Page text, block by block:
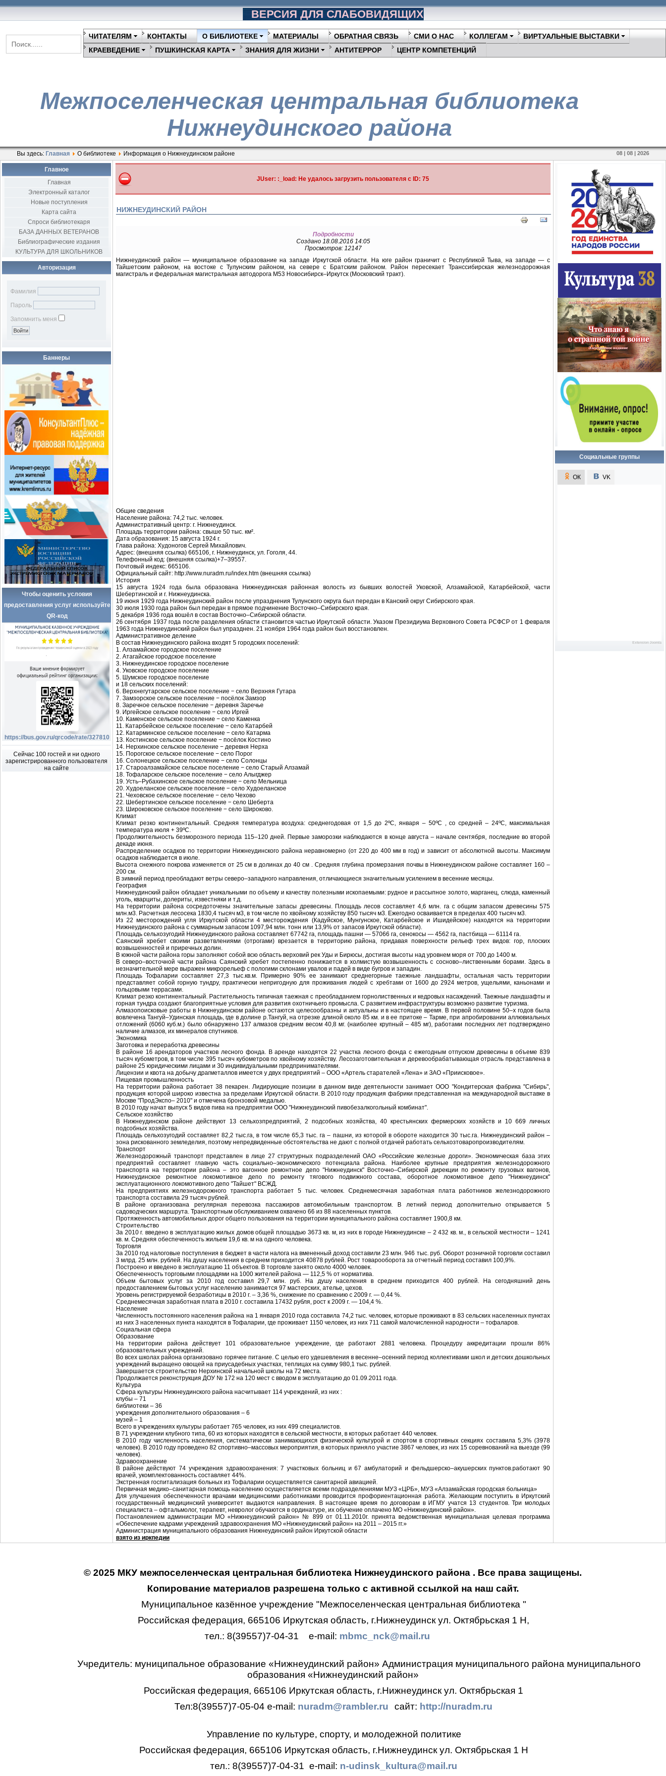
ВЕРСИЯ ДЛЯ СЛАБОВИДЯЩИХ
ЧИТАТЕЛЯМ КОНТАКТЫ О БИБЛИОТЕКЕ МАТЕРИАЛЫ ОБРАТНАЯ СВЯЗЬ СМИ О НАС КОЛЛЕГАМ
ВИРТУАЛЬНЫЕ ВЫСТАВКИ
КРАЕВЕДЕНИЕ
ПУШКИНСКАЯ КАРТА ЗНАНИЯ ДЛЯ ЖИЗНИ АНТИТЕРРОР ЦЕНТР КОМПЕТЕНЦИЙ
Межпоселенческая центральная библиотека
Нижнеудинского района
Вы здесь: Главная О библиотеке Информация о Нижнеудинском районе 08 | 08 | 2026
Главное
Главная
Электронный каталог
Новые поступления
Карта сайта
Спроси библиотекаря
БАЗА ДАННЫХ ВЕТЕРАНОВ
Библиографические издания
КУЛЬТУРА ДЛЯ ШКОЛЬНИКОВ
Авторизация
Фамилия
Пароль
Запомнить меня
Баннеры
Чтобы оценить условия
предоставления услуг используйте
QR-код
https://bus.gov.ru/qrcode/rate/327810
Сейчас 100 гостей и ни одного
зарегистрированного пользователя
на сайте
JUser: :_load: Не удалось загрузить пользователя с ID: 75
НИЖНЕУДИНСКИЙ РАЙОН
Подробности
Создано 18.08.2016 14:05
Просмотров: 12147
Нижнеудинский район — муниципальное образование на западе Иркутской области. На юге район граничит с Республикой Тыва, на западе — с
Тайшетским районом, на востоке с Тулунским районом, на севере с Братским районом. Район пересекает Транссибирская железнодорожная
магистраль и федеральная магистральная автодорога М53 Новосибирск–Иркутск (Московский тракт).
Общие сведения
Население района: 74,2 тыс. человек.
Административный центр: г. Нижнеудинск.
Площадь территории района: свыше 50 тыс. км².
Дата образования: 15 августа 1924 г.
Глава района: Худоногов Сергей Михайлович.
Адрес: (внешняя ссылка) 665106, г. Нижнеудинск, ул. Гоголя, 44.
Телефонный код: (внешняя ссылка)+7–39557.
Почтовый индекс: 665106.
Официальный сайт: http://www.nuradm.ru/index.htm (внешняя ссылка)
История
15 августа 1924 года была образована Нижнеудинская районная волость из бывших волостей Уковской, Алзамайской, Катарбейской, части
Шебертинской и г. Нижнеудинска.
19 июня 1929 года Нижнеудинский район после упразднения Тулунского округа был передан в Канский округ Сибирского края.
30 июля 1930 года район был передан в прямое подчинение Восточно–Сибирского края.
5 декабря 1936 года вошёл в состав Восточно–Сибирской области.
26 сентября 1937 года после разделения области становится частью Иркутской области. Указом Президиума Верховного Совета РСФСР от 1 февраля
1963 года Нижнеудинский район был упразднен. 21 ноября 1964 года район был восстановлен.
Административное деление
В состав Нижнеудинского района входят 5 городских поселений:
1. Алзамайское городское поселение
2. Атагайское городское поселение
3. Нижнеудинское городское поселение
4. Уковское городское поселение
5. Шумское городское поселение
и 18 сельских поселений:
6. Верхнегутарское сельское поселение − село Верхняя Гутара
7. Замзорское сельское поселение − посёлок Замзор
8. Заречное сельское поселение − деревня Заречье
9. Иргейское сельское поселение − село Иргей
10. Каменское сельское поселение − село Каменка
11. Катарбейское сельское поселение − село Катарбей
12. Катарминское сельское поселение − село Катарма
13. Костинское сельское поселение − посёлок Костино
14. Нерхинское сельское поселение − деревня Нерха
15. Порогское сельское поселение − село Порог
16. Солонецкое сельское поселение − село Солонцы
17. Староалзамайское сельское поселение − село Старый Алзамай
18. Тофаларское сельское поселение − село Алыгджер
19. Усть–Рубахинское сельское поселение − село Мельница
20. Худоеланское сельское поселение − село Худоеланское
21. Чеховское сельское поселение − село Чехово
22. Шебертинское сельское поселение − село Шеберта
23. Широковское сельское поселение − село Широково.
Климат
Климат резко континентальный. Средняя температура воздуха: среднегодовая от 1,5 до 2ºС, января – 50ºС , со средней – 24ºС, максимальная
температура июля + 39ºС.
Продолжительность безморозного периода 115–120 дней. Первые заморозки наблюдаются в конце августа – начале сентября, последние во второй
декаде июня.
Распределение осадков по территории Нижнеудинского района неравномерно (от 220 до 400 мм в год) и зависит от абсолютной высоты. Максимум
осадков наблюдается в июле.
Высота снежного покрова изменяется от 25 см в долинах до 40 см . Средняя глубина промерзания почвы в Нижнеудинском районе составляет 160 –
200 см.
В зимний период преобладают ветры северо–западного направления, отличающиеся значительным усилением в весенние месяцы.
География
Нижнеудинский район обладает уникальными по объему и качеству полезными ископаемыми: рудное и рассыпное золото, марганец, слюда, каменный
уголь, кварциты, долериты, известняки и т.д.
На территории района сосредоточены значительные запасы древесины. Площадь лесов составляет 4,6 млн. га с общим запасом древесины 575
млн.м3. Расчетная лесосека 1830,4 тысяч м3, в том числе по хвойному хозяйству 850 тысяч м3. Ежегодно осваивается в пределах 400 тысяч м3.
Из 22 месторождений угля Иркутской области 4 месторождения (Кадуйское, Мунгунское, Катарбейское и Ишидейское) находятся на территории
Нижнеудинского района с суммарным запасом 1097,94 млн. тонн или 13,9% от запасов Иркутской области).
Площадь сельхозугодий Нижнеудинского района составляет 67742 га, площадь пашни — 57066 га, сенокосы — 4562 га, пастбища — 61114 га.
Саянский хребет своими разветвлениями (отрогами) врезается в территорию района, придавая поверхности рельеф трех видов: гор, плоских
возвышенностей и приречных долин.
В южной части района горы заполняют собой всю область верховий рек Уды и Бирюсы, достигая высоты над уровнем моря от 700 до 1400 м.
В северо–восточной части района Саянский хребет постепенно понижается в холмистую возвышенность с сосново–лиственными борами. Здесь в
незначительной мере выражен микрорельеф с пологими склонами увалов и падей в виде бугров и западин.
Площадь Тофаларии составляет 27,3 тыс.кв.м. Примерно 90% ее занимают среднегорные таежные ландшафты, остальная часть территории
представляет собой горную тундру, практически непригодную для проживания людей с хребтами от 1600 до 2924 метров, ущельями, каньонами и
гольцовыми террасами.
Климат резко континентальный. Растительность типичная таежная с преобладанием горнолиственных и кедровых насаждений. Таежные ландшафты и
горная тундра создают благоприятные условия для развития охотничьего промысла. С развитием инфраструктуры возможно развитие туризма.
Алмазопоисковые работы в Нижнеудинском районе остаются целесообразны и актуальны и в настоящее время. В первой половине 50–х годов была
вовлечена Тангуй–Удинская площадь, где в долине р.Тангуй, на отрезке длиной около 85 км. и в ее притоке – Тарме, при апробировании аллювиальных
отложений (6060 куб.м.) было обнаружено 137 алмазов средним весом 40,8 мг. (наиболее крупный – 485 мг), работами последних лет подтверждено
наличие алмазов, их минералов спутников.
Экономика
Заготовка и переработка древесины
В районе 16 арендаторов участков лесного фонда. В аренде находятся 22 участка лесного фонда с ежегодным отпуском древесины в объеме 839
тысяч кубометров, в том числе 395 тысяч кубометров по хвойному хозяйству. Лесозаготовительная и деревообрабатывающая отрасль представлена в
районе 25 юридическими лицами и 30 индивидуальными предпринимателями.
Лицензии и квота на добычу драгметаллов имеется у двух предприятий – ООО «Артель старателей «Лена» и ЗАО «Приисковое».
Пищевая промышленность
На территории района работает 38 пекарен. Лидирующие позиции в данном виде деятельности занимает ООО "Кондитерская фабрика "Сибирь",
продукция которой широко известна за пределами Иркутской области. В 2010 году продукция фабрики представленная на международной выставке в
Москве "ПродЭкспо– 2010" и отмечена бронзовой медалью.
В 2010 году начат выпуск 5 видов пива на предприятии ООО "Нижнеудинский пивобезалкогольный комбинат".
Сельское хозяйство
В Нижнеудинском районе действуют 13 сельхозпредприятий, 2 подсобных хозяйства, 40 крестьянских фермерских хозяйств и 10 669 личных
подсобных хозяйства.
Площадь сельхозугодий составляет 82,2 тыс.га, в том числе 65,3 тыс. га – пашни, из которой в обороте находится 30 тыс.га. Нижнеудинский район –
зона рискованного земледелия, поэтому непредвиденные обстоятельства не дают с полной отдачей работать сельхозтоваропроизводителям.
Транспорт
Железнодорожный транспорт представлен в лице 27 структурных подразделений ОАО «Российские железные дороги». Экономическая база этих
предприятий составляет главную часть социально–экономического потенциала района. Наиболее крупные предприятия железнодорожного
транспорта на территории района – это вагонное ремонтное депо "Нижнеудинск" Восточно–Сибирской дирекции по ремонту грузовых вагонов,
Нижнеудинское ремонтное локомотивное депо по ремонту тягового подвижного состава, оборотное локомотивное депо "Нижнеудинск"
эксплуатационного локомотивного депо "Тайшет" ВСЖД.
На предприятиях железнодорожного транспорта работает 5 тыс. человек. Среднемесячная заработная плата работников железнодорожного
транспорта составила 29 тысяч рублей.
В районе организована регулярная перевозка пассажиров автомобильным транспортом. В летний период дополнительно открывается 5
садоводческих маршрута. Транспортным обслуживанием охвачено 66 из 88 населенных пунктов.
Протяженность автомобильных дорог общего пользования на территории муниципального района составляет 1900,8 км.
Строительство
За 2010 г. введено в эксплуатацию жилых домов общей площадью 3673 кв. м, из них в городе Нижнеудинске – 2 432 кв. м., в сельской местности – 1241
кв. м. Средняя обеспеченность жильем 19,6 кв. м на одного человека.
Торговля
За 2010 год налоговые поступления в бюджет в части налога на вмененный доход составили 23 млн. 946 тыс. руб. Оборот розничной торговли составил
3 млрд. 25 млн. рублей. На душу населения в среднем приходится 40878 рублей. Рост товарооборота за отчетный период составил 100,9%.
Построено и введено в эксплуатацию 11 объектов. В торговле занято около 4000 человек.
Обеспеченность торговыми площадями на 1000 жителей района — 112,5 % от норматива.
Объем бытовых услуг за 2010 год составил 29,7 млн. руб. На душу населения в среднем приходится 400 рублей. На сегодняшний день
предоставлением бытовых услуг населению занимается 97 мастерских, ателье, цехов.
Уровень регистрируемой безработицы в 2010 г. – 3,36 %, снижение по сравнению с 2009 г. — 0,44 %.
Среднемесячная заработная плата в 2010 г. составила 17432 рубля, рост к 2009 г. — 104,4 %.
Население
Численность постоянного населения района на 1 января 2010 года составила 74,2 тыс. человек, которые проживают в 83 сельских населенных пунктах
из них 3 населенных пункта находятся в Тофаларии, где проживает 1150 человек, из них 711 самой малочисленной народности – тофаларов.
Социальная сфера
Образование
На территории района действует 101 образовательное учреждение, где работают 2881 человека. Процедуру аккредитации прошли 86%
образовательных учреждений.
Во всех школах района организовано горячее питание. С целью его удешевления в весенне–осенний период коллективами школ и детских дошкольных
учреждений выращено овощей на приусадебных участках, теплицах на сумму 980,1 тыс. рублей.
Завершается строительство Нерхинской начальной школы на 72 места.
Продолжается реконструкция ДОУ № 172 на 120 мест с вводом в эксплуатацию до 01.09.2011 года.
Культура
Сфера культуры Нижнеудинского района насчитывает 114 учреждений, из них :
клубы – 71
библиотеки – 36
учреждения дополнительного образования – 6
музей – 1
Всего в учреждениях культуры работает 765 человек, из них 499 специалистов.
В 71 учреждении клубного типа, 60 из которых находятся в сельской местности, в которых работает 440 человек.
В 2010 году численность населения, систематически занимающихся физической культурой и спортом в спортивных секциях составила 5,3% (3978
человек). В 2010 году проведено 82 спортивно–массовых мероприятия, в которых приняло участие 3867 человек, из них 15 соревнований на выезде (99
человек).
Здравоохранение
В районе действуют 74 учреждения здравоохранения: 7 участковых больниц и 67 амбулаторий и фельдшерско–акушерских пунктов.работают 90
врачей, укомплектованность составляет 44%.
Экстренная госпитализация больных из Тофаларии осуществляется санитарной авиацией.
Первичная медико–санитарная помощь населению осуществляется всеми подразделениями МУЗ «ЦРБ», МУЗ «Алзамайская городская больница»
Для улучшения обеспеченности врачами медицинскими работниками проводится профориентационная работа. Желающим поступить в Иркутский
государственный медицинский университет выдаются направления. В настоящее время по договорам в ИГМУ учатся 13 студентов. Три молодых
специалиста – офтальмолог, терапевт, невролог обучаются в ординатуре, их обучение оплачено МО «Нижнеудинский район».
Постановлением администрации МО «Нижнеудинский район» № 899 от 01.11.2010г. принята ведомственная муниципальная целевая программа
«Обеспечение кадрами учреждений здравоохранения МО «Нижнеудинский район» на 2011 – 2015 гг.»
Администрация муниципального образования Нижнеудинский район Иркутской области
взято из иркпедии
Социальные группы
ОК VK
VK
Extension Joomla
© 2025 МКУ межпоселенческая центральная библиотека Нижнеудинского района . Все права защищены.
Копирование материалов разрешена только с активной ссылкой на наш сайт.
Муниципальное казённое учреждение "Межпоселенческая центральная библиотека "
Российская федерация, 665106 Иркутская область, г.Нижнеудинск ул. Октябрьская 1 Н,
тел.: 8(39557)7-04-31
e-mail: mbmc_nck@mail.ru
Учредитель: муниципальное образование «Нижнеудинский район» Администрация муниципального района муниципального
образования «Нижнеудинский район»
Российская федерация, 665106 Иркутская область, г.Нижнеудинск ул. Октябрьская 1
Тел:8(39557)7-05-04 e-mail: nuradm@rambler.ru сайт: http://nuradm.ru
Управление по культуре, спорту, и молодежной политике
Российская федерация, 665106 Иркутская область, г.Нижнеудинск ул. Октябрьская 1 Н
тел.: 8(39557)7-04-31 e-mail: n-udinsk_kultura@mail.ru